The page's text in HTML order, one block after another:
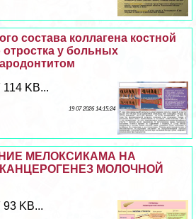
состава коллагена костной
отростка у больных
KB...
19 07 2026 14:15:24
МЕЛОКСИКАМА НА
МОЛОЧНОЙ
KB...